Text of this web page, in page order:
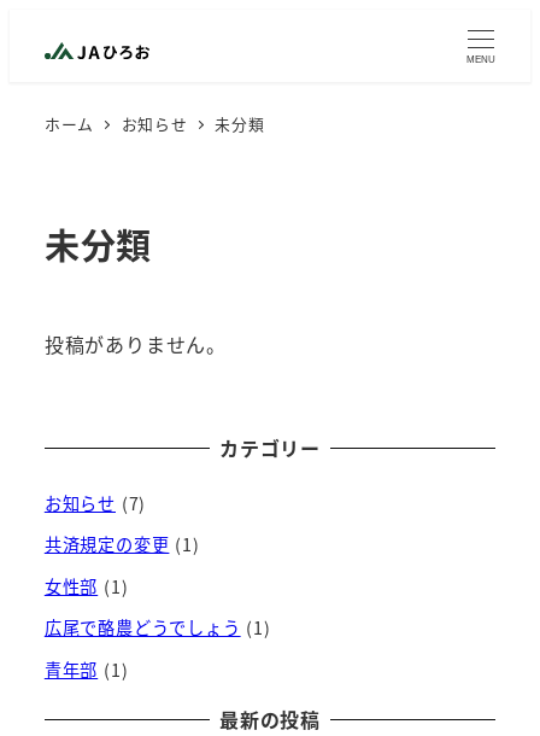
MENU
ホーム お知らせ 未分類
未分類
投稿がありません。
カテゴリー
お知らせ (7)
共済規定の変更 (1)
女性部 (1)
広尾で酪農どうでしょう (1)
青年部 (1)
最新の投稿